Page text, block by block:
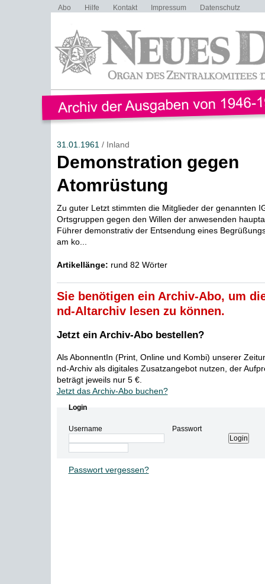
Abo Hilfe Kontakt Impressum Datenschutz
31.01.1961 / Inland
Demonstration gegen
Atomrüstung
Zu guter Letzt stimmten die Mitglieder der genannten
Ortsgruppen gegen den Willen der anwesenden
Führer demonstrativ der Entsendung eines
am ko...
Artikellänge: rund 82 Wörter
Sie benötigen ein Archiv-Abo, um
nd-Altarchiv lesen zu können.
Jetzt ein Archiv-Abo bestellen?
Als AbonnentIn (Print, Online und Kombi) unserer
nd-Archiv als digitales Zusatzangebot nutzen, der
beträgt jeweils nur 5 €.
Jetzt das Archiv-Abo buchen?
Login
Username Passwort
Passwort vergessen?